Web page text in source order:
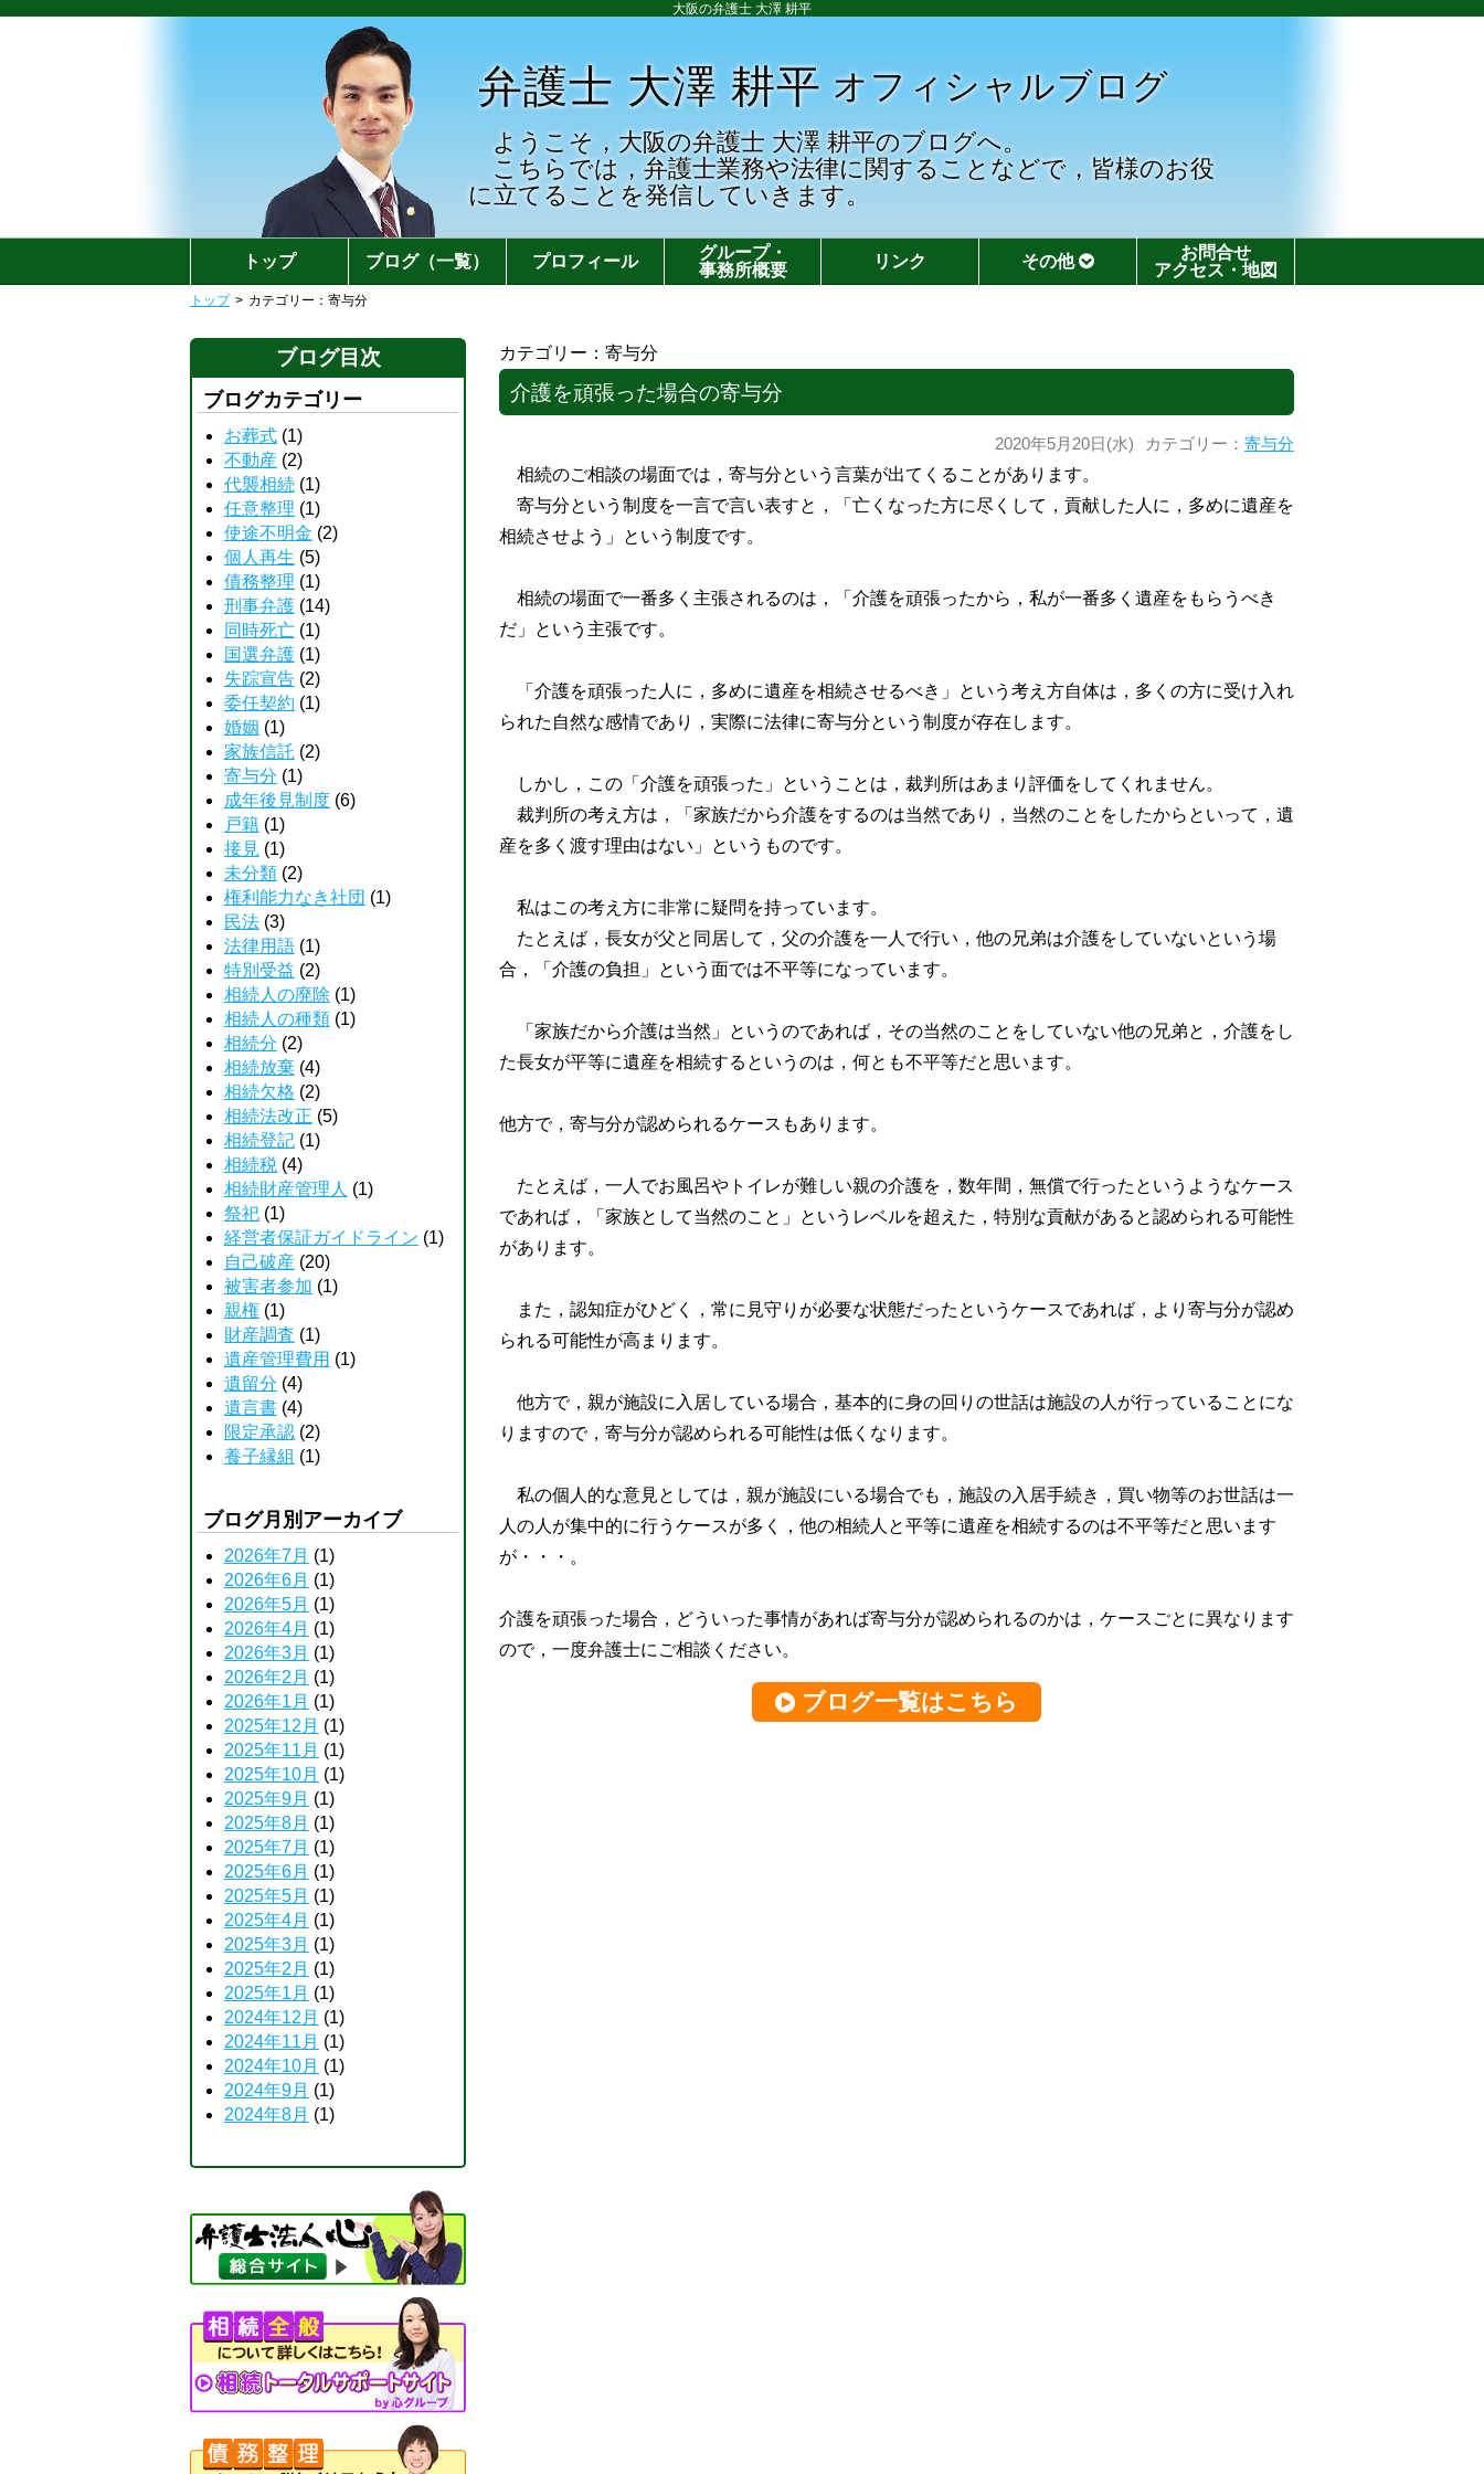
大阪の弁護士 大澤 耕平
弁護士 大澤 耕平オフィシャルブログ
ようこそ，大阪の弁護士 大澤 耕平のブログへ。
こちらでは，弁護士業務や法律に関することなどで，皆様のお役
に立てることを発信していきます。
トップ ブログ（一覧） プロフィール
グループ・
事務所概要
リンク その他
お問合せ
アクセス・地図
トップ > カテゴリー：寄与分
カテゴリー：寄与分
介護を頑張った場合の寄与分
2020年5月20日(水) カテゴリー： 寄与分
相続のご相談の場面では，寄与分という言葉が出てくることがあります。
寄与分という制度を一言で言い表すと，「亡くなった方に尽くして，貢献した人に，多めに遺産を
相続させよう」という制度です。
相続の場面で一番多く主張されるのは，「介護を頑張ったから，私が一番多く遺産をもらうべき
だ」という主張です。
「介護を頑張った人に，多めに遺産を相続させるべき」という考え方自体は，多くの方に受け入れ
られた自然な感情であり，実際に法律に寄与分という制度が存在します。
しかし，この「介護を頑張った」ということは，裁判所はあまり評価をしてくれません。
裁判所の考え方は，「家族だから介護をするのは当然であり，当然のことをしたからといって，遺
産を多く渡す理由はない」というものです。
私はこの考え方に非常に疑問を持っています。
たとえば，長女が父と同居して，父の介護を一人で行い，他の兄弟は介護をしていないという場
合，「介護の負担」という面では不平等になっています。
「家族だから介護は当然」というのであれば，その当然のことをしていない他の兄弟と，介護をし
た長女が平等に遺産を相続するというのは，何とも不平等だと思います。
他方で，寄与分が認められるケースもあります。
たとえば，一人でお風呂やトイレが難しい親の介護を，数年間，無償で行ったというようなケース
であれば，「家族として当然のこと」というレベルを超えた，特別な貢献があると認められる可能性
があります。
また，認知症がひどく，常に見守りが必要な状態だったというケースであれば，より寄与分が認め
られる可能性が高まります。
他方で，親が施設に入居している場合，基本的に身の回りの世話は施設の人が行っていることにな
りますので，寄与分が認められる可能性は低くなります。
私の個人的な意見としては，親が施設にいる場合でも，施設の入居手続き，買い物等のお世話は一
人の人が集中的に行うケースが多く，他の相続人と平等に遺産を相続するのは不平等だと思います
が・・・。
介護を頑張った場合，どういった事情があれば寄与分が認められるのかは，ケースごとに異なります
ので，一度弁護士にご相談ください。
ブログ一覧はこちら
ブログ目次
ブログカテゴリー
お葬式(1)
不動産(2)
代襲相続(1)
任意整理 (1)
使途不明金 (2)
個人再生 (5)
債務整理 (1)
刑事弁護(14)
同時死亡(1)
国選弁護(1)
失踪宣告(2)
委任契約 (1)
婚姻 (1)
家族信託 (2)
寄与分 (1)
成年後見制度(6)
戸籍(1)
接見 (1)
未分類(2)
権利能力なき社団 (1)
民法(3)
法律用語(1)
特別受益 (2)
相続人の廃除 (1)
相続人の種類(1)
相続分 (2)
相続放棄(4)
相続欠格 (2)
相続法改正 (5)
相続登記(1)
相続税(4)
相続財産管理人 (1)
祭祀(1)
経営者保証ガイドライン (1)
自己破産(20)
被害者参加 (1)
親権(1)
財産調査 (1)
遺産管理費用 (1)
遺留分 (4)
遺言書(4)
限定承認(2)
養子縁組 (1)
ブログ月別アーカイブ
2026年7月 (1)
2026年6月 (1)
2026年5月 (1)
2026年4月 (1)
2026年3月 (1)
2026年2月 (1)
2026年1月 (1)
2025年12月 (1)
2025年11月 (1)
2025年10月 (1)
2025年9月 (1)
2025年8月 (1)
2025年7月 (1)
2025年6月 (1)
2025年5月 (1)
2025年4月 (1)
2025年3月 (1)
2025年2月 (1)
2025年1月 (1)
2024年12月 (1)
2024年11月 (1)
2024年10月 (1)
2024年9月 (1)
2024年8月 (1)